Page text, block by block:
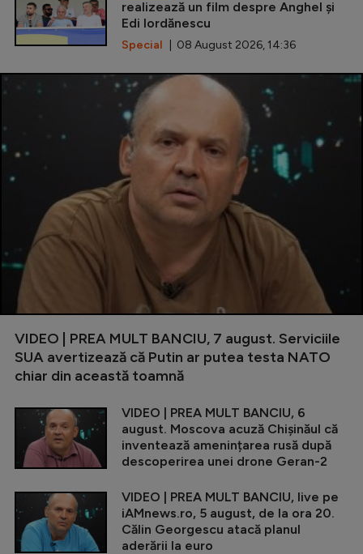
realizează un film despre Anghel și
Edi Iordănescu
Special | 08 August 2026, 14:36
VIDEO | PREA MULT BANCIU, 7 august. Serviciile
SUA avertizează că Putin ar putea testa NATO
chiar din această toamnă
VIDEO | PREA MULT BANCIU, 6
august. Moscova acuză Chișinăul că
inventează amenințarea rusă după
descoperirea unei drone Geran-2
VIDEO | PREA MULT BANCIU, live pe
iAMnews.ro, 5 august, de la ora 20.
Călin Georgescu atacă planul
aderării la euro